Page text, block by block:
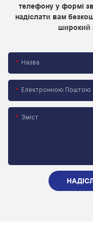
телефону у формі
надіслати вам
широкий
Назва
Електронною Поштою
Зміст